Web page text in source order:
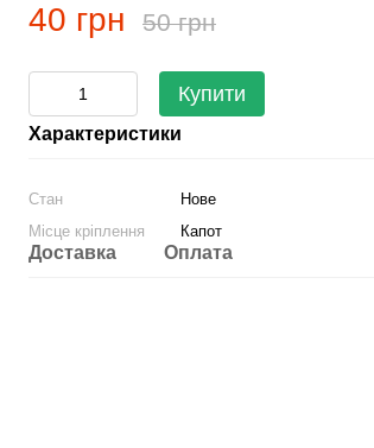
40 грн 50 грн
Купити
Характеристики
Стан
Нове
Місце кріплення
Капот
Доставка Оплата